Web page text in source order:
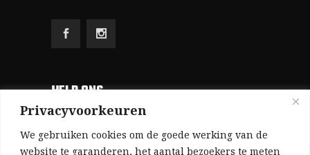
Privacyvoorkeuren
We gebruiken cookies om de goede werking van de
website te garanderen, het aantal bezoekers te meten
HELP ONS
Aangezien we volledig zelf gefinancierd zijn
(zonder subsidies, zonder commerciële